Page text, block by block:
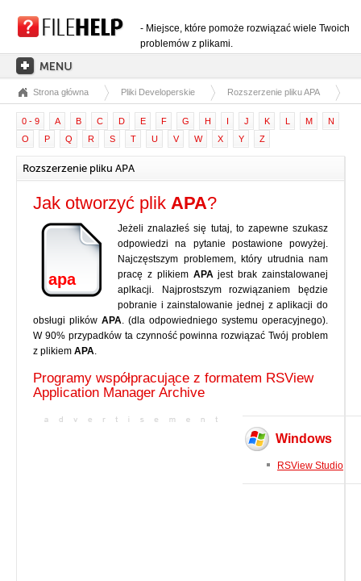
- Miejsce, które pomoże rozwiązać wiele Twoich
problemów z plikami.
STRONA GŁÓWNA
KATEGORIE ROZSZERZEŃ
KATEGORIE STEROWNIKÓW
PLIKI DLL
KONWERSJE PLIKÓW
PROGRAMY
Strona główna Pliki Developerskie Rozszerzenie pliku APA
0 - 9 A B C D E F G H I J K L M
N
O
P Q R S T U V W X Y Z
Rozszerzenie pliku APA
Jak otworzyć plik APA?
apa
Jeżeli znalazłeś się tutaj, to zapewne szukasz
odpowiedzi na pytanie postawione powyżej.
Najczęstszym problemem, który utrudnia nam
pracę z plikiem APAjest brak zainstalowanej
aplkacji. Najprostszym rozwiązaniem będzie
pobranie i zainstalowanie jednej z aplikacji do
obsługi plików APA. (dla odpowiedniego systemu operacyjnego).
W 90% przypadków ta czynność powinna rozwiązać Twój problem
z plikiem APA.
Programy współpracujące z formatem RSView
Application Manager Archive
Windows
RSView Studio